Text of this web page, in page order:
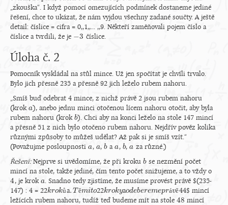
„zkouška“. I když pomocí omezujících podmínek dostaneme jediné
řešení, chce to ukázat, že nám vyjdou všechny zadané součty. A ještě
detail: číslice = cifra = 0,,1,,... ,,9. Někteří zaměňovali pojem číslo a
číslice a tvrdili, že je −3
−3 číslice.
Úloha č. 2
Pomocník vyskládal na stůl mince. Už jen spočítat je chvíli trvalo.
Bylo jich přesně 235 a přesně 92 jich leželo rubem nahoru.
„Smíš buď odebrat 4 mince, z nichž právě 2 jsou rubem nahoru
(krok a
a), anebo jednu minci otočenou lícem nahoru otočit, aby byla
rubem nahoru (krok b
b). Chci aby na konci leželo na stole 147 mincí
a přesně 51 z nich bylo otočeno rubem nahoru. Nejdřív pověz kolika
různými způsoby to můžeš udělat? Až pak si je smíš vzít.“
(Považujme posloupnosti a
a , a
a ,b
b aa
a , b
b,a
a za různé.)
Řešení:Nejprve si uvědomíme, že při kroku b
bse nezmění počet
mincí na stole, takže jediné, čím tento počet snižujeme, a to vždy o
4
4, je krok a
a. Snadno tedy zjistíme, že musíme provést právě $(235-
147) : 4 = 22kroků
krokůa. Těmito
.Těmito 22kroky
kroky aodeberemeprávě
odeberemeprávě 44$ mincí
ležících rubem nahoru, tudíž teď budeme mít na stole 48
48 mincí